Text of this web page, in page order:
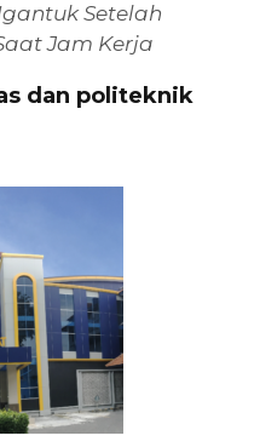
Setelah
Jam Kerja
dan politeknik